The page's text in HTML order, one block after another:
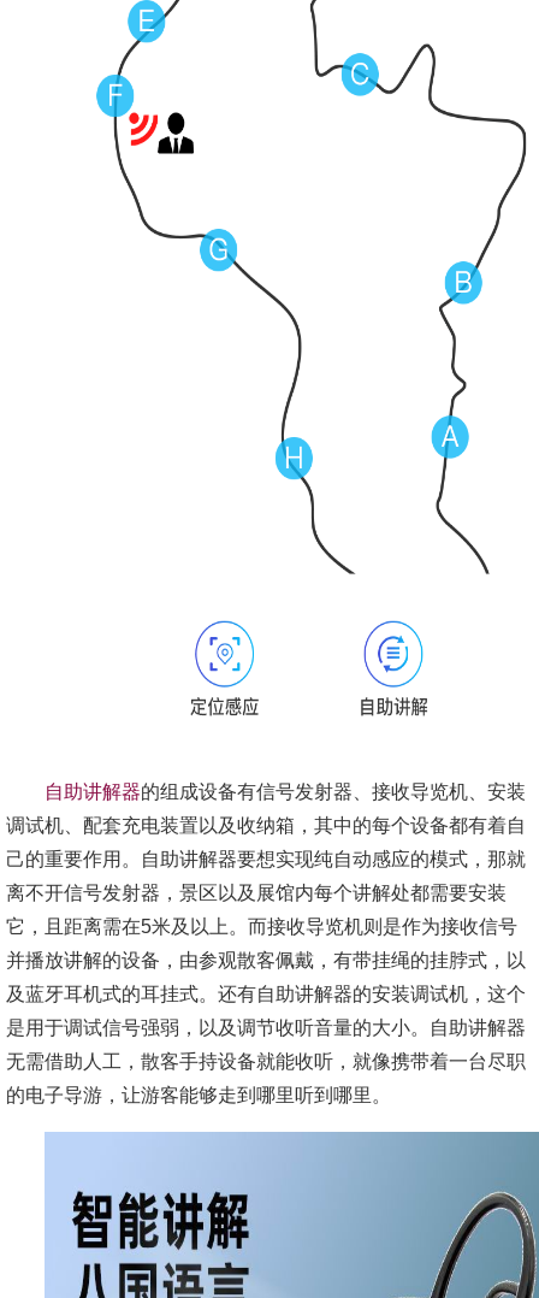
自助讲解器的组成设备有信号发射器、接收导览机、安装
调试机、配套充电装置以及收纳箱，其中的每个设备都有着自
己的重要作用。自助讲解器要想实现纯自动感应的模式，那就
离不开信号发射器，景区以及展馆内每个讲解处都需要安装
它，且距离需在5米及以上。而接收导览机则是作为接收信号
并播放讲解的设备，由参观散客佩戴，有带挂绳的挂脖式，以
及蓝牙耳机式的耳挂式。还有自助讲解器的安装调试机，这个
是用于调试信号强弱，以及调节收听音量的大小。自助讲解器
无需借助人工，散客手持设备就能收听，就像携带着一台尽职
的电子导游，让游客能够走到哪里听到哪里。